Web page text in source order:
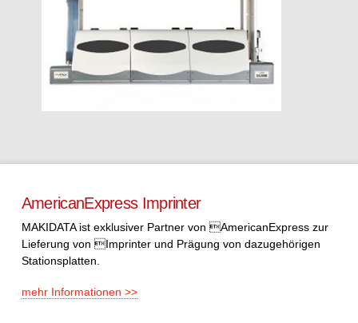
AmericanExpress Imprinter
MAKIDATA ist exklusiver Partner von AmericanExpress zur
Lieferung von Imprinter und Prägung von dazugehörigen
Stationsplatten.
mehr Informationen >>